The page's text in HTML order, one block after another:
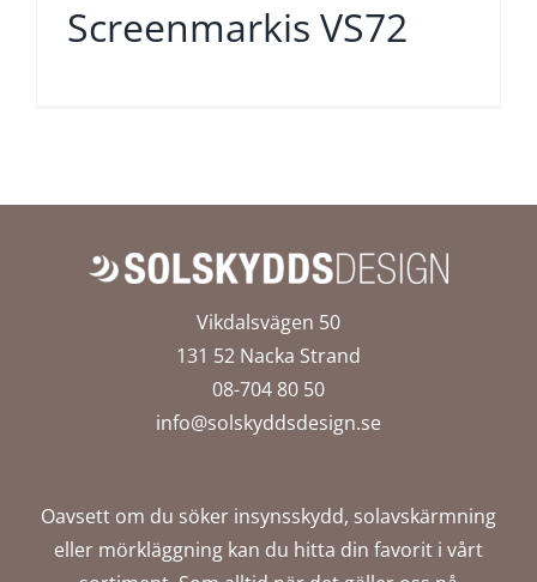
Screenmarkis VS72
Vikdalsvägen 50
131 52 Nacka Strand
08-704 80 50
info@solskyddsdesign.se
Oavsett om du söker insynsskydd, solavskärmning
eller mörkläggning kan du hitta din favorit i vårt